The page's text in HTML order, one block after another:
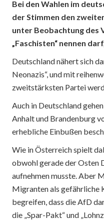
Bei den Wahlen im
der Stimmen den
unter Beobachtung des
„Faschisten“ nennen
Deutschland nähert sich
Neonazis“, und mit
zweitstärksten Partei
Auch in Deutschland
Anhalt und Brandenburg
erhebliche Einbußen
Wie in Österreich spielt
obwohl gerade der Osten
aufnehmen musste. Aber
Migranten als gefährliche
begreifen, dass die AfD
die „Spar-Pakt“ und